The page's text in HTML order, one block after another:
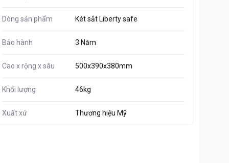
Dòng sản phẩm Két sắt Liberty safe
Bảo hành 3 Năm
Cao x rộng x sâu 500x390x380mm
Khối lượng 46kg
Xuất xứ Thương hiệu Mỹ